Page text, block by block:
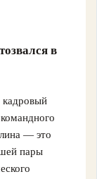
в
— это
пары